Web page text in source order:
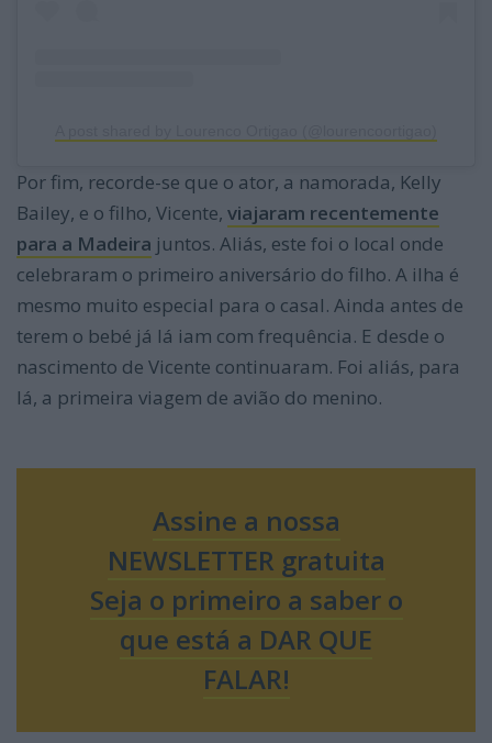
Por fim, recorde-se que o ator, a namorada, Kelly
Bailey, e o filho, Vicente, viajaram recentemente
para a Madeira juntos. Aliás, este foi o local onde
celebraram o primeiro aniversário do filho. A ilha é
mesmo muito especial para o casal. Ainda antes de
terem o bebé já lá iam com frequência. E desde o
nascimento de Vicente continuaram. Foi aliás, para
lá, a primeira viagem de avião do menino.
Assine a nossa
NEWSLETTER gratuita
Seja o primeiro a saber o
que está a DAR QUE
FALAR!